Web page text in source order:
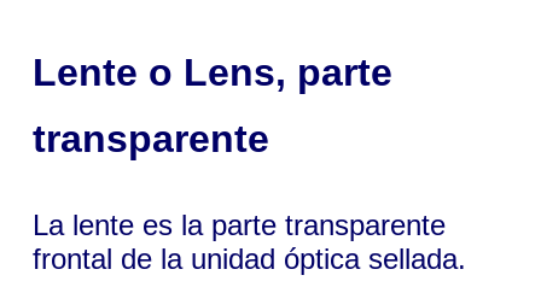
Lente o Lens, parte
transparente
La lente es la parte transparente
frontal de la unidad óptica sellada.